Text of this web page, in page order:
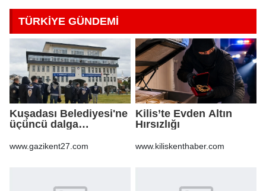
TÜRKİYE GÜNDEMİ
Kuşadası Belediyesi'ne
üçüncü dalga
www.gazikent27.com
Kilis’te Evden Altın
Hırsızlığı
www.kiliskenthaber.com